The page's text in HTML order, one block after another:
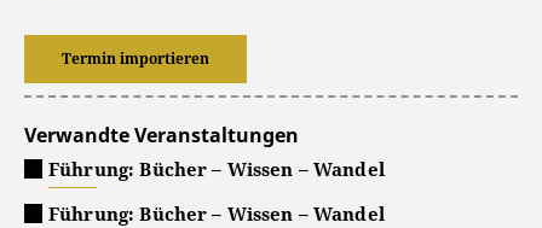
Termin importieren
Verwandte Veranstaltungen
Führung: Bücher – Wissen – Wandel
Führung: Bücher – Wissen – Wandel